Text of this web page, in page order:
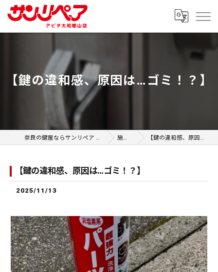
【鍵の違和感、原因は…ゴミ！？】
奈良の鍵屋ならサンリペア アピタ大和郡山店 施工事例 【鍵の違和感、原因は…ゴミ！？】
【鍵の違和感、原因は…ゴミ！？】
2025/11/13